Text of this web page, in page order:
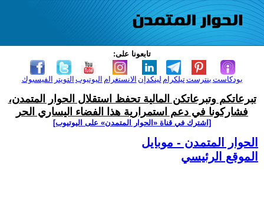
تابعونا على:
الفيسبوك التويتر اليوتيوب الانستغرام لينكدإن تيلكرامبنترست بودكاست
تبرعاتكم وتبرعاتكن المالية تحفظ استقلال الحوار المتمدن،
فشاركونا في دعم استمرارية هذا الفضاء اليساري الحر
[اشترك في قناة ‫«الحوار المتمدن» على اليوتيوب]
الحوار المتمدن - موبايل
الموقع الرئيسي